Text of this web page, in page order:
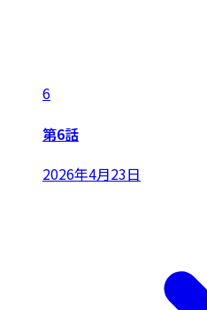
6
第6話
2026年4月23日